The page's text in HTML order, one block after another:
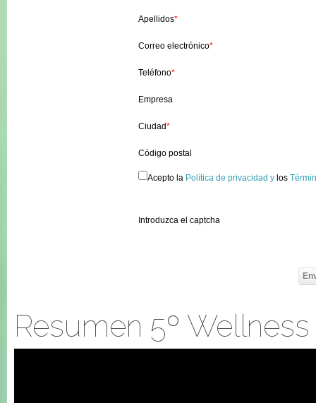
Apellidos*
Correo electrónico*
Teléfono*
Empresa
Ciudad*
Código postal
Acepto la Política de privacidad y los
Introduzca el captcha
Resumen 5º